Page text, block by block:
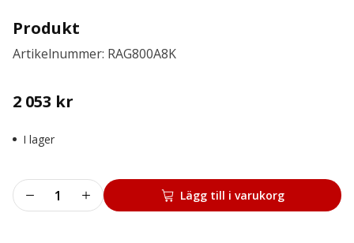
Produkt
Artikelnummer: RAG800A8K
2 053 kr
I lager
Produkt
mängd
Lägg till i varukorg